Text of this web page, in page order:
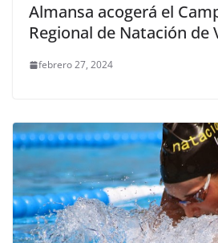
Almansa acogerá el
Regional de Natación de
febrero 27, 2024